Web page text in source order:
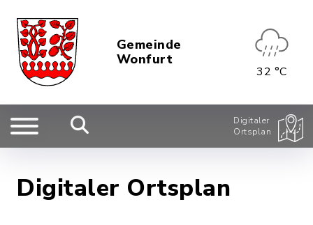
Gemeinde
Wonfurt
32 °C
Digitaler
Ortsplan
Digitaler Ortsplan